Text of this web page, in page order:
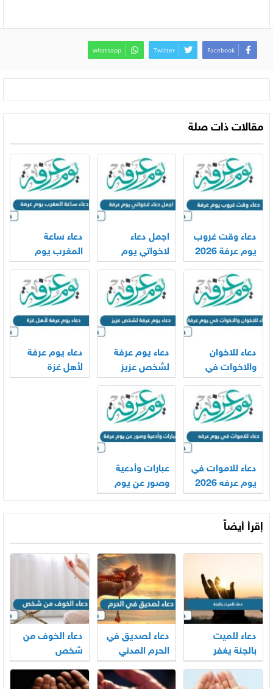
Facebook
Twitter
whatsapp
مقالات ذات صلة
دعاء وقت غروب
يوم عرفة 2026
اجمل دعاء
لاخواتي يوم
عرفة 2026
دعاء ساعة
المغرب يوم
عرفة 2026
دعاء للاخوان
والاخوات في
يوم عرفة 2026
دعاء يوم عرفة
لشخص عزيز
2026
دعاء يوم عرفة
لأهل غزة
دعاء للاموات في
يوم عرفه 2026
عبارات وأدعية
وصور عن يوم
عرفة 2026
إقرأ أيضاً
دعاء للميت
بالجنة يغفر
ذنوبه ويضيء
دعاء لصديق في
الحرم المدني
والمكي
دعاء الخوف من
شخص